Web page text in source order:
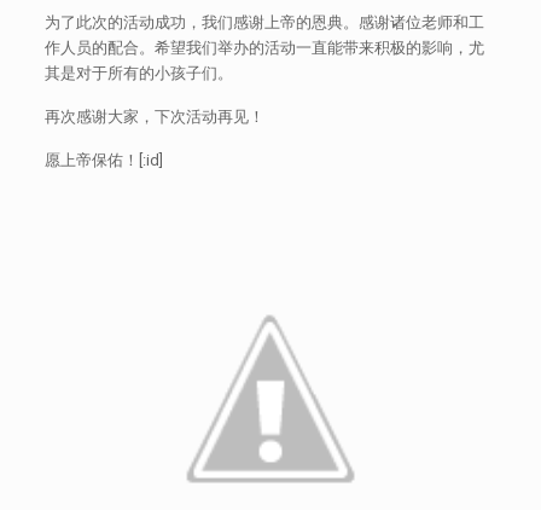
为了此次的活动成功，我们感谢上帝的恩典。感谢诸位老师和工
作人员的配合。希望我们举办的活动一直能带来积极的影响，尤
其是对于所有的小孩子们。
再次感谢大家，下次活动再见！
愿上帝保佑！[:id]